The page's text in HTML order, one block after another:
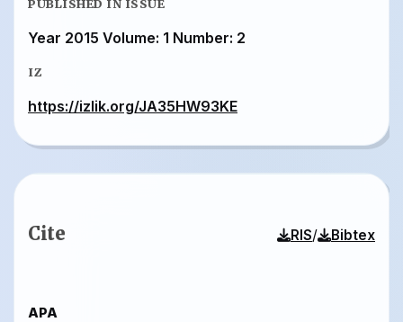
PUBLISHED IN ISSUE
Year 2015 Volume: 1 Number: 2
IZ
https://izlik.org/JA35HW93KE
Cite RIS/ Bibtex
APA